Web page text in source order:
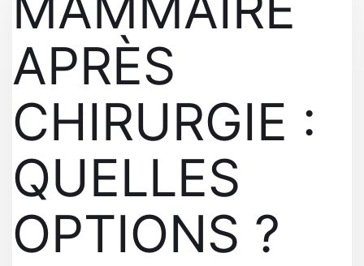
APRÈS
CHIRURGIE :
QUELLES
OPTIONS ?